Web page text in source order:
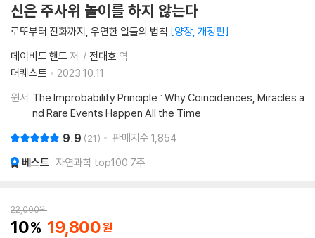
신은 주사위 놀이를 하지 않는다
로또부터 진화까지, 우연한 일들의 법칙 양장, 개정판
데이비드 핸드 저 전대호 역
더퀘스트
2023.10.11.
원서 The Improbability Principle : Why Coincidences, Miracles a
nd Rare Events Happen All the Time
9.9 21 판매지수 1,854
베스트 자연과학 top100 7주
22,000원
10 19,800